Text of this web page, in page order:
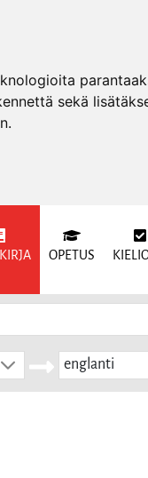
sekä
OPETUS
englanti